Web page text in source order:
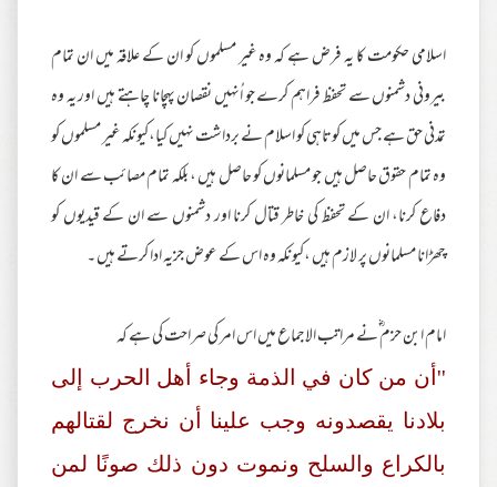
اسلامی حکومت کا یہ فرض ہے کہ وہ غیر مسلموں کو ان کے علاقہ میں ان تمام
بیرونی دشمنوں سے تحفظ فراہم کرے جو اُنہیں نقصان پہچانا چاہتے ہیں اور یہ وہ
تمدنی حق ہے جس میں کوتاہی کو اسلام نے برداشت نہیں کیا،کیونکہ غیر مسلموں کو
وہ تمام حقوق حاصل ہیں جو مسلمانوں کو حاصل ہیں ، بلکہ تمام مصائب سے ان کا
دفاع کرنا، ان کے تحفظ کی خاطر قتال کرنا اور دشمنوں سے ان کے قیدیوں کو
چھڑانا مسلمانوں پر لازم ہیں ،کیونکہ وہ اس کے عوض جزیہ ادا کرتے ہیں ۔
امام ابن حزم ؓنے مراتب الاجماع میں اس امر کی صراحت کی ہے کہ
''أن من کان في الذمة وجاء أھل الحرب إلی
بلادنا یقصدونه وجب علینا أن نخرج لقتالھم
بالکراع والسلح ونموت دون ذلك صونًا لمن